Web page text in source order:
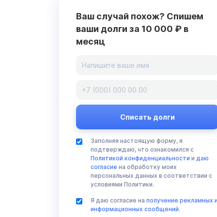
Ваш случай похож? Спишем
ваши долги за 10 000 ₽ в
месяц
Заполняя настоящую форму, я
подтверждаю, что ознакомился с
Политикой конфиденциальности и даю
согласие на обработку моих
персональных данных в соответствии с
условиями Политики.
Я даю согласие на получение рекламных
информационных сообщений.